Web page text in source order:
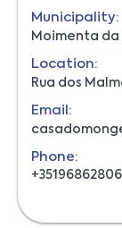
Municipality:
Moimenta da
Location:
Rua dos
Email:
Phone: